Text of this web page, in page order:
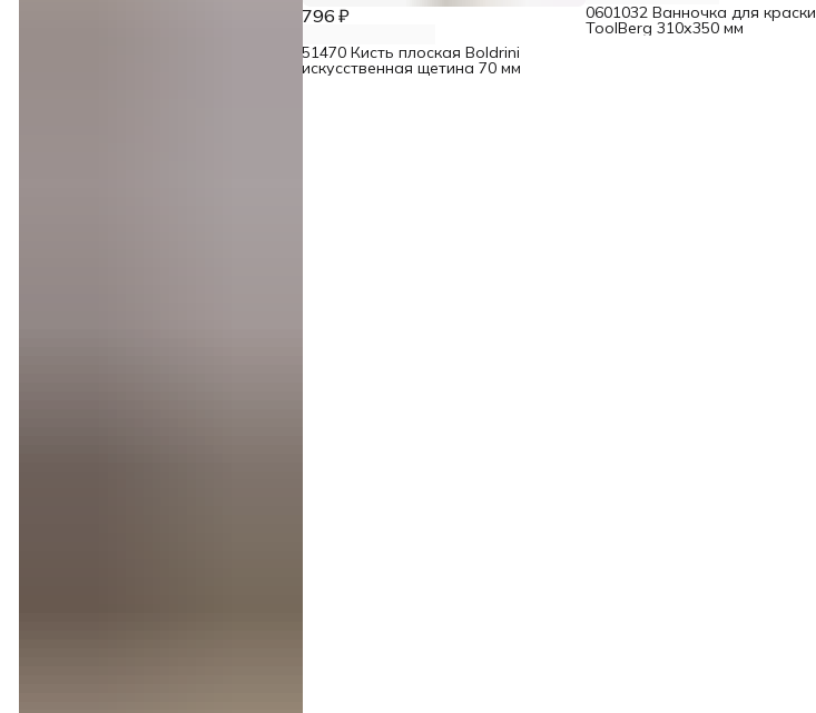
796 ₽
51470 Кисть плоская Boldrini
искусственная щетина 70 мм
0601032 Ванночка для краски
ToolBerg 310х350 мм